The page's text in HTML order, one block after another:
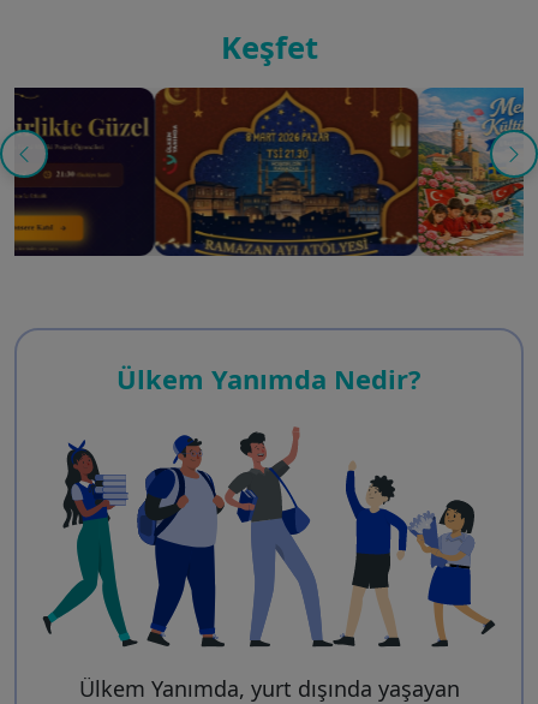
Keşfet
Ülkem Yanımda Nedir?
Ülkem Yanımda, yurt dışında yaşayan